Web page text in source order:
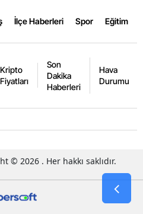
Kilis
Osmaniye
Düzce
İlçe Haberleri Spor Eğitim
Kripto
Fiyatları
Son
Dakika
Haberleri
Hava
Durumu
© 2026 . Her hakkı saklıdır.